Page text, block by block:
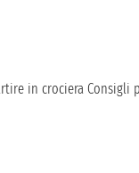
in crociera Consigli